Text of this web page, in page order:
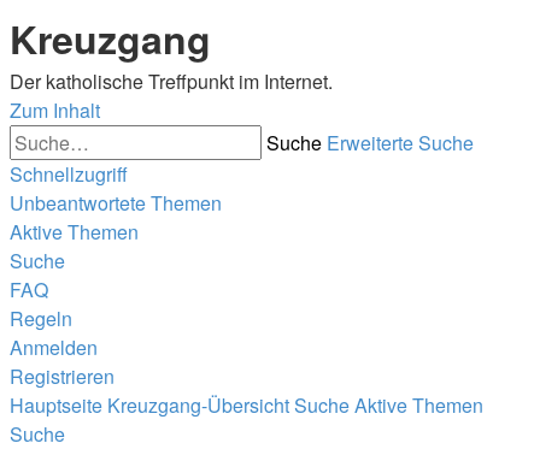
Kreuzgang
Der katholische Treffpunkt im Internet.
Zum Inhalt
Suche Erweiterte Suche
Schnellzugriff
Unbeantwortete Themen
Aktive Themen
Suche
FAQ
Regeln
Anmelden
Registrieren
Hauptseite Kreuzgang-ÜbersichtSucheAktive Themen
Suche